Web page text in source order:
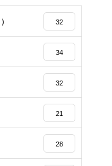
32
34
32
21
28